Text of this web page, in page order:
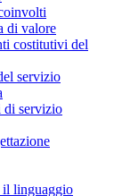
di valore
costitutivi del
servizio
di servizio
il linguaggio